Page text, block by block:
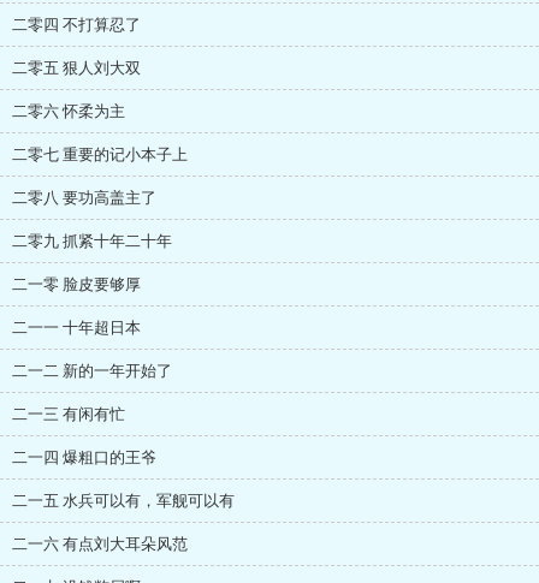
二零四 不打算忍了
二零五 狠人刘大双
二零六 怀柔为主
二零七 重要的记小本子上
二零八 要功高盖主了
二零九 抓紧十年二十年
二一零 脸皮要够厚
二一一 十年超日本
二一二 新的一年开始了
二一三 有闲有忙
二一四 爆粗口的王爷
二一五 水兵可以有，军舰可以有
二一六 有点刘大耳朵风范